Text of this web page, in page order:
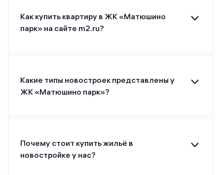
Как купить квартиру в ЖК «Матюшино
парк» на сайте m2.ru?
указанному номеру телефона.
Какие типы новостроек представлены у
ЖК «Матюшино парк»?
Почему стоит купить жильё в
новостройке у нас?